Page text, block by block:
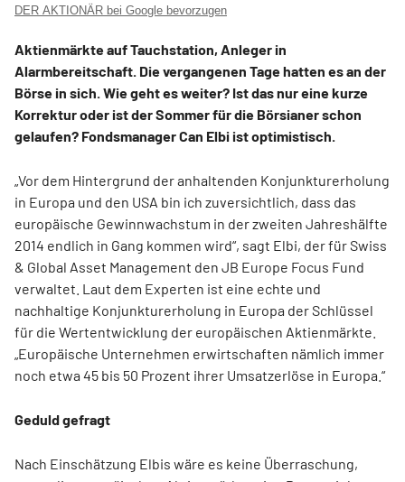
DER AKTIONÄR bei Google bevorzugen
Aktienmärkte auf Tauchstation, Anleger in
Alarmbereitschaft. Die vergangenen Tage hatten es an der
Börse in sich. Wie geht es weiter? Ist das nur eine kurze
Korrektur oder ist der Sommer für die Börsianer schon
gelaufen? Fondsmanager Can Elbi ist optimistisch.
„Vor dem Hintergrund der anhaltenden Konjunkturerholung
in Europa und den USA bin ich zuversichtlich, dass das
europäische Gewinnwachstum in der zweiten Jahreshälfte
2014 endlich in Gang kommen wird“, sagt Elbi, der für Swiss
& Global Asset Management den JB Europe Focus Fund
verwaltet. Laut dem Experten ist eine echte und
nachhaltige Konjunkturerholung in Europa der Schlüssel
für die Wertentwicklung der europäischen Aktienmärkte.
„Europäische Unternehmen erwirtschaften nämlich immer
noch etwa 45 bis 50 Prozent ihrer Umsatzerlöse in Europa.“
Geduld gefragt
Nach Einschätzung Elbis wäre es keine Überraschung,